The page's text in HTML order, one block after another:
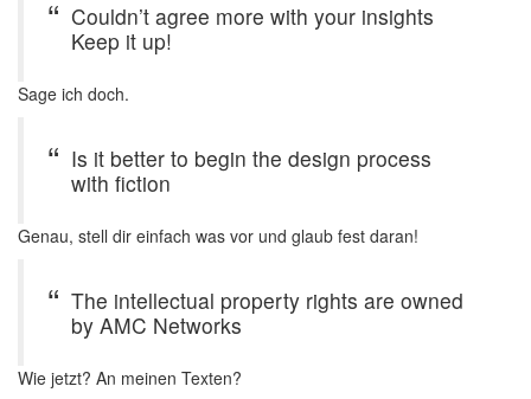
Couldn’t agree more with your insights
Keep it up!
Sage ich doch.
Is it better to begin the design process
with fiction
Genau, stell dir einfach was vor und glaub fest daran!
The intellectual property rights are owned
by AMC Networks
Wie jetzt? An meinen Texten?